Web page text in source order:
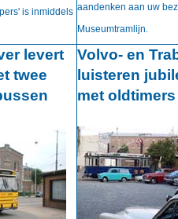
is inmiddels aandenken aan uw
Museumtramlijn.
levert
twee
Volvo- en
luisteren
met oldtimers